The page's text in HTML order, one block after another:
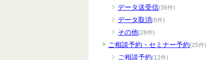
データ送受信(36件)
データ取消(8件)
その他(28件)
ご相談予約・セミナー予約(25件)
ご相談予約(12件)